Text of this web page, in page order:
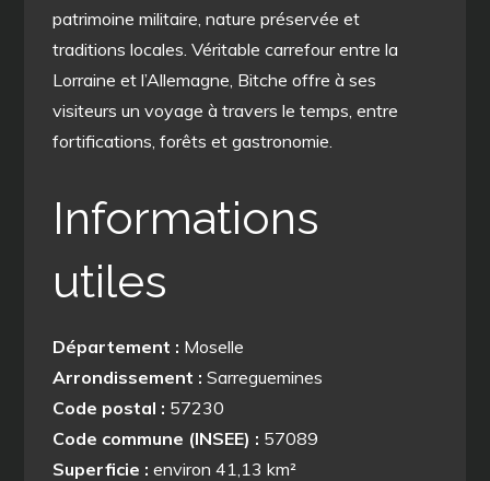
patrimoine militaire, nature préservée et
traditions locales. Véritable carrefour entre la
Lorraine et l’Allemagne, Bitche offre à ses
visiteurs un voyage à travers le temps, entre
fortifications, forêts et gastronomie.
Informations
utiles
Département : Moselle
Arrondissement : Sarreguemines
Code postal : 57230
Code commune (INSEE) : 57089
Superficie :environ 41,13 km²